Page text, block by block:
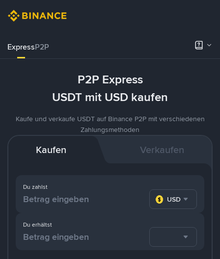
ExpressP2P
P2P Express
USDT mit USD kaufen
Kaufe und verkaufe USDT auf Binance P2P mit verschiedenen
Zahlungsmethoden
Kaufen Verkaufen
Du zahlst
USD
Du erhältst